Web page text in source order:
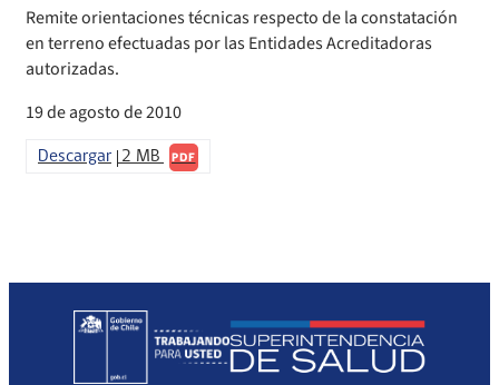
Convenios de colaboración
Declaración de patrimonio e intereses de autoridades
Decreta reserva o secreto según Ley N° 20.285
Estructura Orgánica
Llamados a concurso de personal
Otras Resoluciones
Compendio de Archivos Maestros
Compendio Información
Compendio Instrumentos Contractuales
Compendio Procedimientos
Informes de fiscalización
Sanciones aplicadas
Sanciones a Entidades Acreditadoras
Sanciones Agentes de Ventas
Remite orientaciones técnicas respecto de la constatación
en terreno efectuadas por las Entidades Acreditadoras
autorizadas.
19 de agosto de 2010
Descargar 2 MB PDF